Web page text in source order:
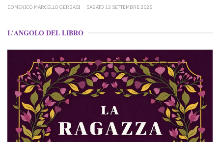
DOMENICO MARCELLO GERBASI SABATO 13 SETTEMBRE 2025
L'ANGOLO DEL LIBRO